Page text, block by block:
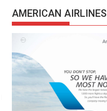
AMERICAN AIRLINES